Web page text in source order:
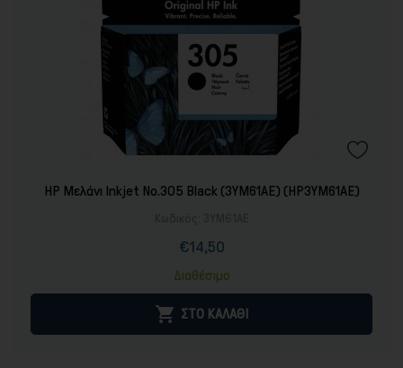
HP Μελάνι Inkjet No.305 Black (3YM61AE) (HP3YM61AE)
Τιμή
€14,50
Διαθέσιμο
 ΣΤΟ ΚΑΛΑΘΙ